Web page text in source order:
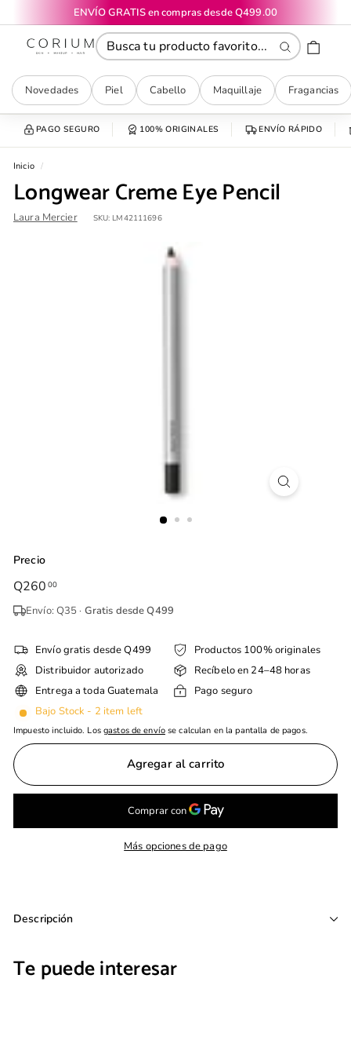
directamente
contenido
diapositivas
pausa
ENVÍO GRATIS en compras desde Q499.00
CORIUM
Buscar
Novedades
Piel Cabello Maquillaje Fragancias
PAGO SEGURO 100% ORIGINALES ENVÍO RÁPIDO
Inicio /
Longwear Creme Eye Pencil
Laura Mercier SKU: LM42111696
Precio
Precio
Q260 00Q260.00
Envío: Q35 · Gratis desde Q499
Envío gratis desde Q499
Productos 100% originales
Distribuidor autorizado
Recíbelo en 24–48 horas
Entrega a toda Guatemala
Pago seguro
Bajo Stock - 2 item left
Impuesto incluido. Los gastos de envíose calculan en la pantalla de pagos.
Agregar al carrito
Más opciones de pago
Descripción
Te puede interesar